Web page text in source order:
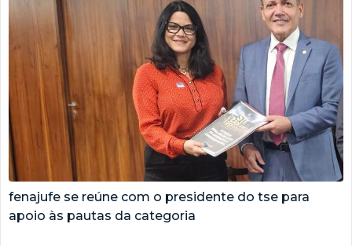
fenajufe se reúne com o presidente do tse para
apoio às pautas da categoria